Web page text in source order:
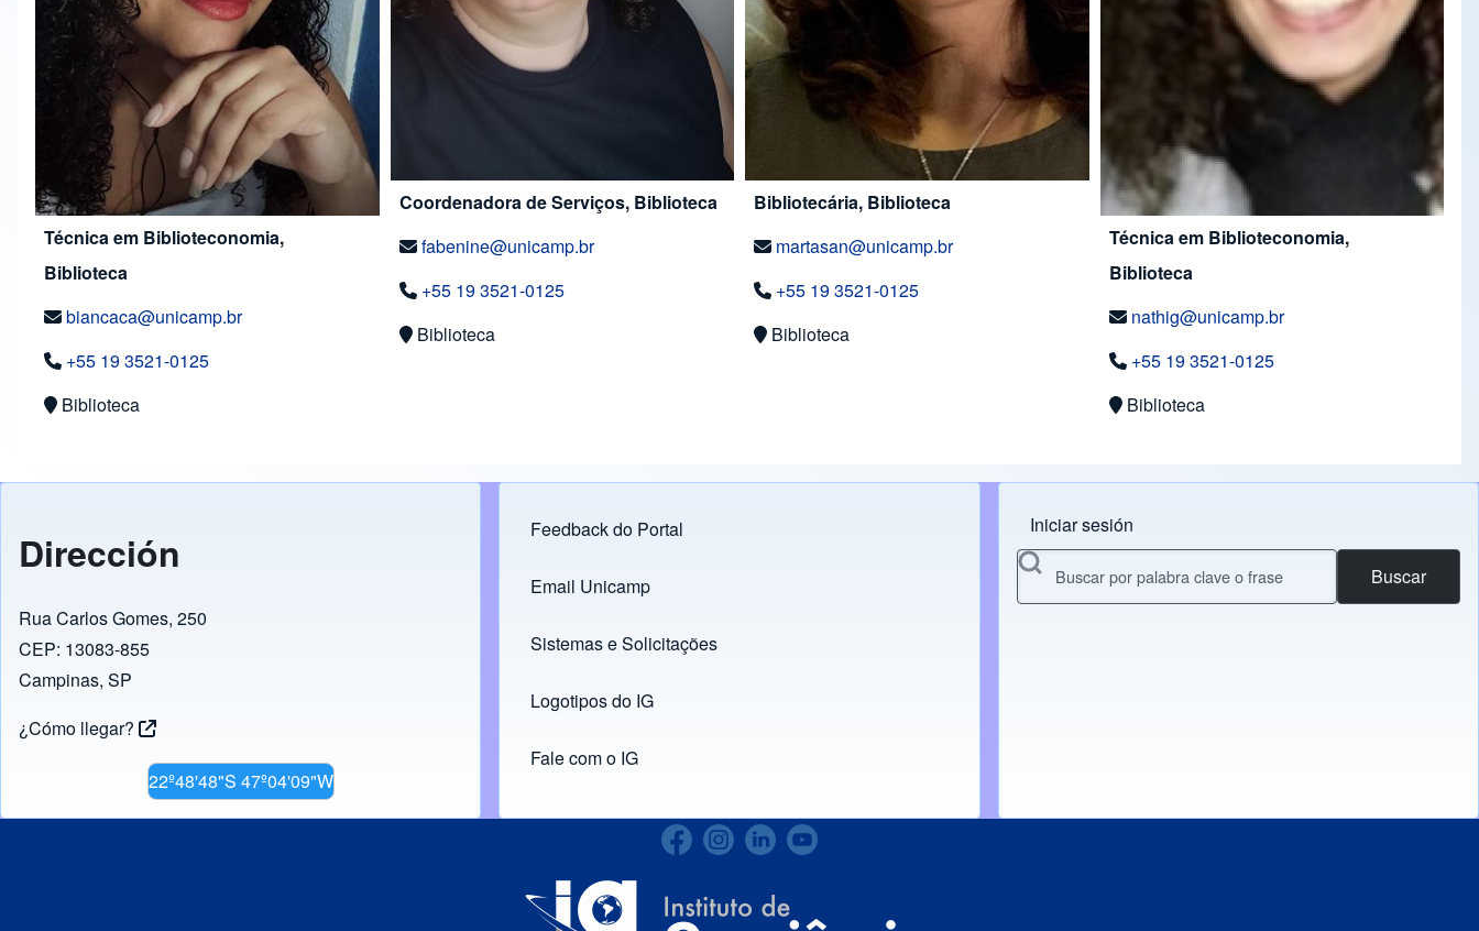
Técnica em Biblioteconomia,
Biblioteca
biancaca@unicamp.br
+55 19 3521-0125
Biblioteca
Coordenadora de Serviços, Biblioteca
fabenine@unicamp.br
+55 19 3521-0125
Biblioteca
Bibliotecária, Biblioteca
martasan@unicamp.br
+55 19 3521-0125
Biblioteca
Técnica em Biblioteconomia,
Biblioteca
nathig@unicamp.br
+55 19 3521-0125
Biblioteca
Dirección
Rua Carlos Gomes, 250
CEP: 13083-855
Campinas, SP
¿Cómo llegar?
22º48'48"S 47º04'09"W
Footer menu
Feedback do Portal
Links
Email Unicamp
(opens in new tab)
Sistemas e Solicitações
(opens in new tab)
Logotipos do IG
(opens in new tab)
Fale com o IG
Menu do usuário
Iniciar sesión
Buscar